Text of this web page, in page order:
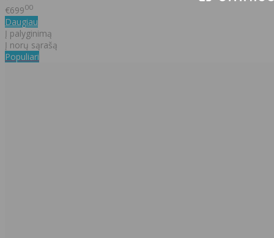
€69900
Daugiau
Į palyginimą
Į norų sąrašą
Populiari